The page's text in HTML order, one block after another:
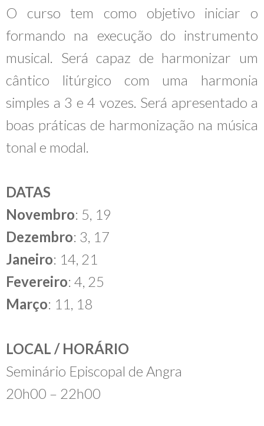
O curso tem como objetivo iniciar o
formando na execução do instrumento
musical. Será capaz de harmonizar um
cântico litúrgico com uma harmonia
simples a 3 e 4 vozes. Será apresentado a
boas práticas de harmonização na música
tonal e modal.
DATAS
Novembro: 5, 19
Dezembro: 3, 17
Janeiro: 14, 21
Fevereiro: 4, 25
Março: 11, 18
LOCAL / HORÁRIO
Seminário Episcopal de Angra
20h00 – 22h00